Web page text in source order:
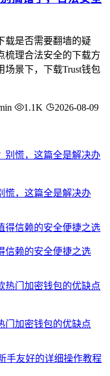
载是否需要翻墙的疑
梳理合法安全的下载方
景下，下载Trust钱包
1.1K 2026-08-09
慌，这篇全是解决办
信赖的安全便捷之选
门加密钱包的优缺点